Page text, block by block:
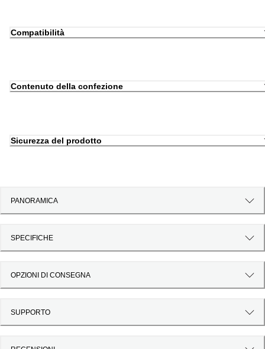
Compatibilità
Contenuto della confezione
Sicurezza del prodotto
PANORAMICA
SPECIFICHE
OPZIONI DI CONSEGNA
SUPPORTO